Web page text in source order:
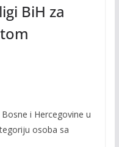
BiH za
i Hercegovine u
osoba sa